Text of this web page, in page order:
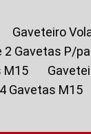
Gaveteiro
2 Gavetas P/
M15
Gavetas M15